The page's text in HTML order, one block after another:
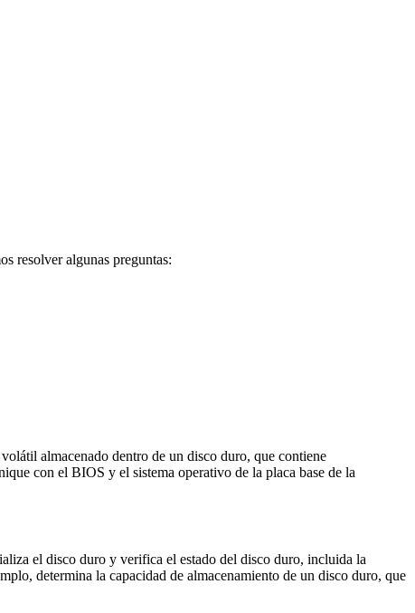
resolver algunas preguntas:
almacenado dentro de un disco duro, que contiene
con el BIOS y el sistema operativo de la placa base de la
el disco duro y verifica el estado del disco duro, incluida la
determina la capacidad de almacenamiento de un disco duro, que